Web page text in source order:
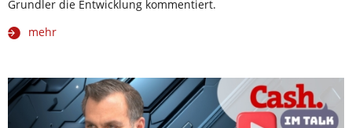
Grundler die Entwicklung kommentiert.
mehr